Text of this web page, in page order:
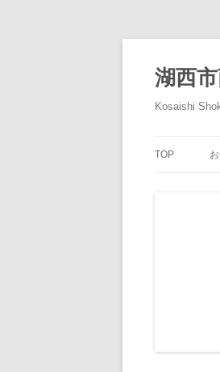
テ
ン
ツ
へ
ス
湖西
Kosaishi
TOP